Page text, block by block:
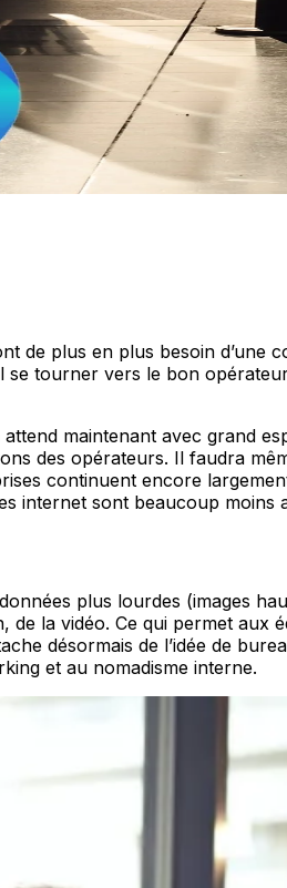
plus en plus besoin d’une
tourner vers le bon
maintenant avec grand
des opérateurs. Il faudra
continuent encore
internet sont beaucoup moins
plus lourdes (images
la vidéo. Ce qui permet
désormais de l’idée de
et au nomadisme interne.